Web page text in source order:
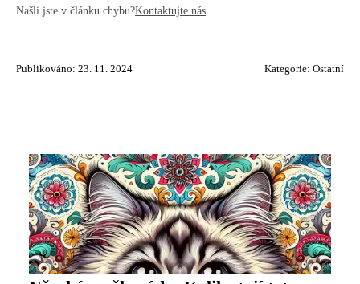
Našli jste v článku chybu?Kontaktujte nás
Publikováno: 23. 11. 2024 Kategorie: Ostatní